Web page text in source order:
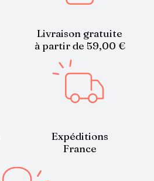
Livraison gratuite
à partir de 59,00 €
Expéditions
France